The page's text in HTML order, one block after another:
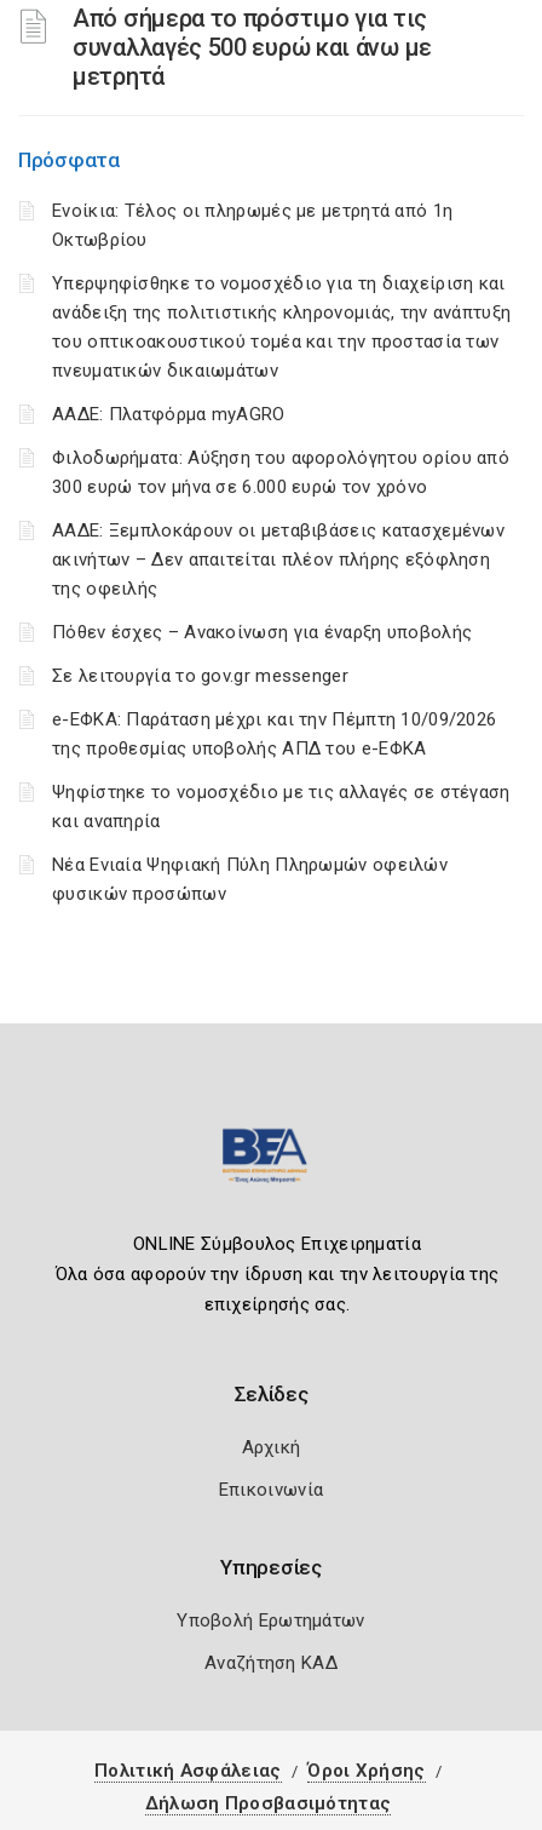
Από σήμερα το πρόστιμο για τις
συναλλαγές 500 ευρώ και άνω με
μετρητά
Πρόσφατα
Ενοίκια: Τέλος οι πληρωμές με μετρητά από 1η
Οκτωβρίου
Υπερψηφίσθηκε το νομοσχέδιο για τη διαχείριση και
ανάδειξη της πολιτιστικής κληρονομιάς, την ανάπτυξη
του οπτικοακουστικού τομέα και την προστασία των
πνευματικών δικαιωμάτων
ΑΑΔΕ: Πλατφόρμα myAGRO
Φιλοδωρήματα: Αύξηση του αφορολόγητου ορίου από
300 ευρώ τον μήνα σε 6.000 ευρώ τον χρόνο
ΑΑΔΕ: Ξεμπλοκάρουν οι μεταβιβάσεις κατασχεμένων
ακινήτων – Δεν απαιτείται πλέον πλήρης εξόφληση
της οφειλής
Πόθεν έσχες – Ανακοίνωση για έναρξη υποβολής
Σε λειτουργία το gov.gr messenger
e-ΕΦΚΑ: Παράταση μέχρι και την Πέμπτη 10/09/2026
της προθεσμίας υποβολής ΑΠΔ του e-ΕΦΚΑ
Ψηφίστηκε το νομοσχέδιο με τις αλλαγές σε στέγαση
και αναπηρία
Νέα Ενιαία Ψηφιακή Πύλη Πληρωμών οφειλών
φυσικών προσώπων
ONLINE Σύμβουλος Επιχειρηματία
Όλα όσα αφορούν την ίδρυση και την λειτουργία της
επιχείρησής σας.
Σελίδες
Αρχική
Επικοινωνία
Υπηρεσίες
Υποβολή Ερωτημάτων
Αναζήτηση ΚΑΔ
Πολιτική Ασφάλειας
Όροι Χρήσης
Δήλωση Προσβασιμότητας